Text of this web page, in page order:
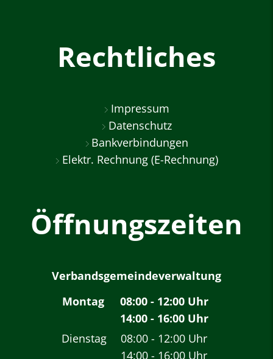
Rechtliches
Impressum
Datenschutz
Bankverbindungen
Elektr. Rechnung (E-Rechnung)
Öffnungszeiten
Verbandsgemeindeverwaltung
Montag
08:00- 12:00Uhr
Von 08:00 bis 12:00
14:00- 16:00Uhr
Von 14:00 bis 16:00
Dienstag 08:00 - 12:00 Uhr
Von 08:00 bis 12:00
14:00 - 16:00 Uhr